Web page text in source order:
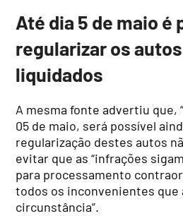
Até dia 5 de maio é
regularizar os
liquidados
A mesma fonte advertiu que,
05 de maio, será possível
regularização destes autos
evitar que as “infrações
para processamento
todos os inconvenientes que
circunstância”.